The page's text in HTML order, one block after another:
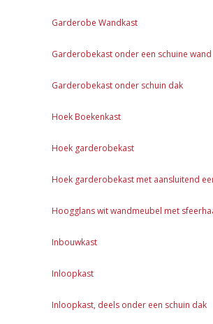
Garderobe Wandkast
Garderobekast onder een schuine wand
Garderobekast onder schuin dak
Hoek Boekenkast
Hoek garderobekast
Hoek garderobekast met aansluitend
Hoogglans wit wandmeubel met
Inbouwkast
Inloopkast
Inloopkast, deels onder een schuin dak